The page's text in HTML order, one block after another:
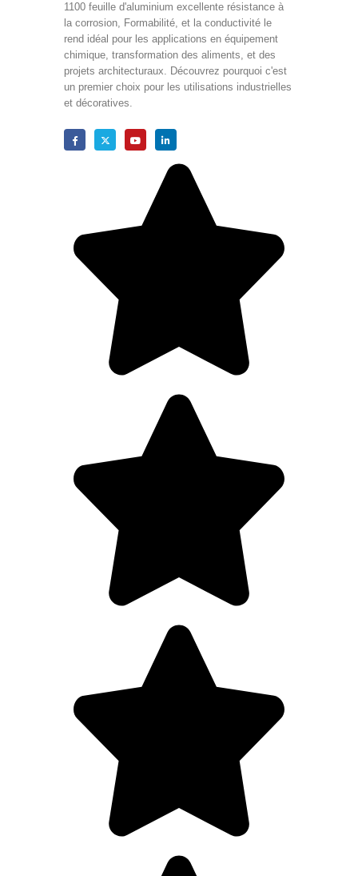
1100 feuille d'aluminium excellente résistance à
la corrosion, Formabilité, et la conductivité le
rend idéal pour les applications en équipement
chimique, transformation des aliments, et des
projets architecturaux. Découvrez pourquoi c'est
un premier choix pour les utilisations industrielles
et décoratives.